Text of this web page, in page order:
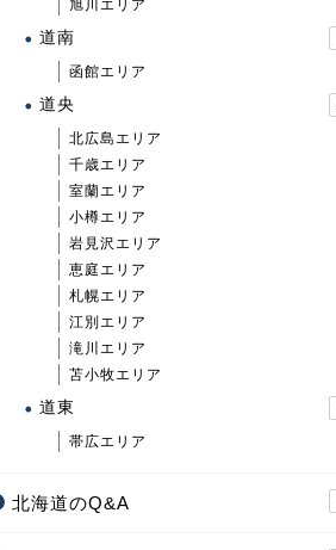
旭川エリア
道南
函館エリア
道央
北広島エリア
千歳エリア
室蘭エリア
小樽エリア
岩見沢エリア
恵庭エリア
札幌エリア
江別エリア
滝川エリア
苫小牧エリア
道東
帯広エリア
北海道のQ&A